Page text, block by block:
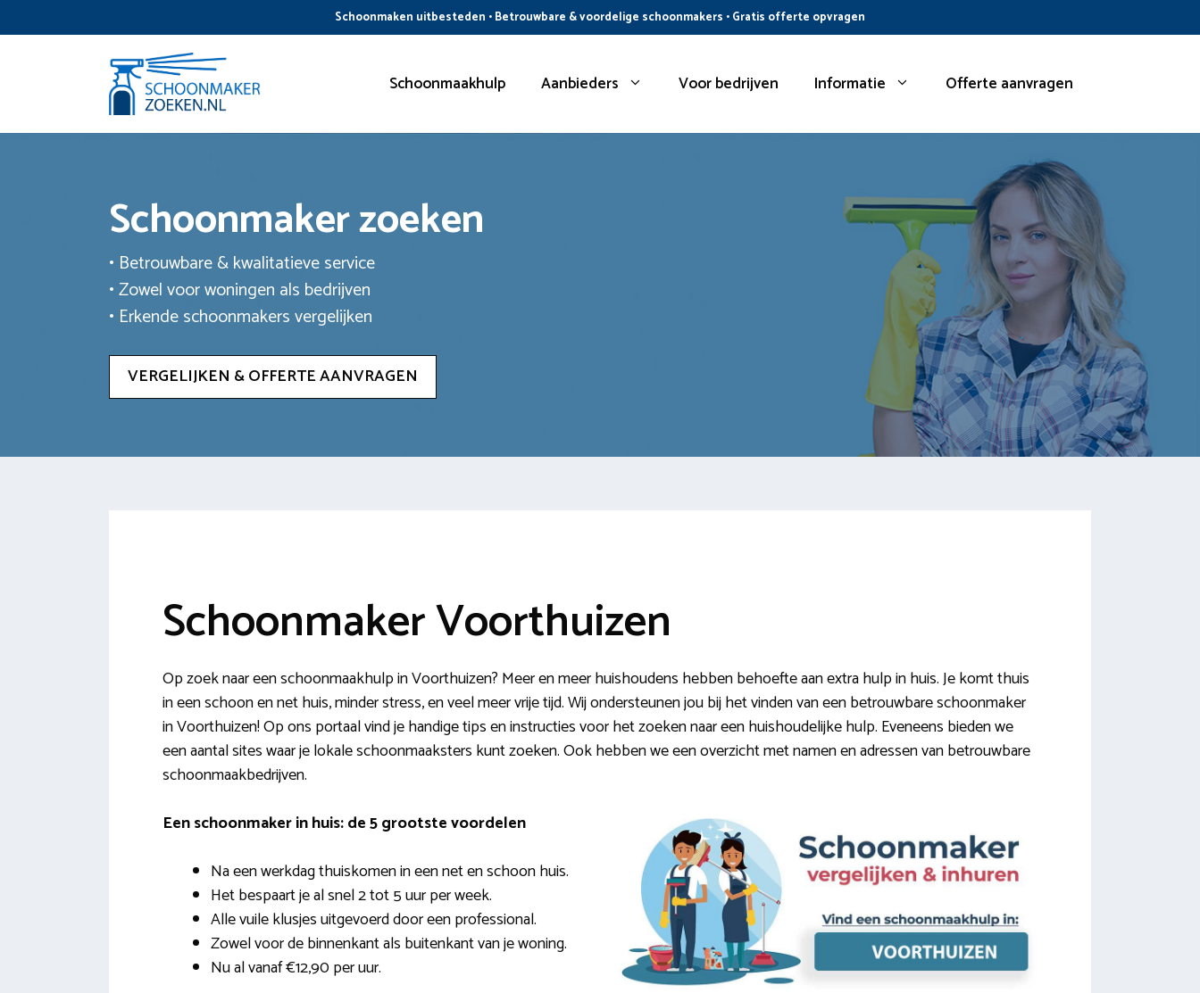
naar
Schoonmaken uitbesteden • Betrouwbare & voordelige schoonmakers • Gratis offerte opvragen
Schoonmaakhulp Aanbieders Voor bedrijven Informatie Offerte aanvragen
Schoonmaker zoeken
• Betrouwbare & kwalitatieve service
• Zowel voor woningen als bedrijven
• Erkende schoonmakers vergelijken
VERGELIJKEN & OFFERTE AANVRAGEN
Schoonmaker Voorthuizen
Op zoek naar een schoonmaakhulp in Voorthuizen? Meer en meer huishoudens hebben behoefte aan extra hulp in huis. Je komt thuis
in een schoon en net huis, minder stress, en veel meer vrije tijd. Wij ondersteunen jou bij het vinden van een betrouwbare schoonmaker
in Voorthuizen! Op ons portaal vind je handige tips en instructies voor het zoeken naar een huishoudelijke hulp. Eveneens bieden we
een aantal sites waar je lokale schoonmaaksters kunt zoeken. Ook hebben we een overzicht met namen en adressen van betrouwbare
schoonmaakbedrijven.
Een schoonmaker in huis: de 5 grootste voordelen
Na een werkdag thuiskomen in een net en schoon huis.
Het bespaart je al snel 2 tot 5 uur per week.
Alle vuile klusjes uitgevoerd door een professional.
Zowel voor de binnenkant als buitenkant van je woning.
Nu al vanaf €12,90 per uur.